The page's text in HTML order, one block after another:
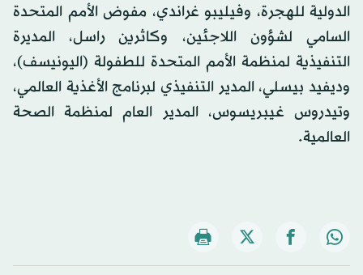
الدولية للهجرة، وفيليبو غراندي، مفوض الأمم المتحدة
السامي لشؤون اللاجئين، وكاثرين راسل، المديرة
التنفيذية لمنظمة الأمم المتحدة للطفولة (اليونيسف)،
وديفيد بيسلي، المدير التنفيذي لبرنامج الأغذية العالمي،
وتيدروس غيبريسوس، المدير العام لمنظمة الصحة
العالمية.